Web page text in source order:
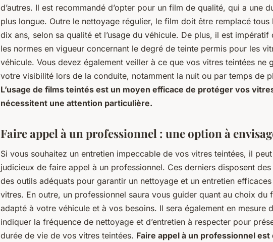
d’autres. Il est recommandé d’opter pour un film de qualité, qui a une
plus longue. Outre le nettoyage régulier, le film doit être remplacé tous
dix ans, selon sa qualité et l’usage du véhicule. De plus, il est impératif
les normes en vigueur concernant le degré de teinte permis pour les
véhicule. Vous devez également veiller à ce que vos vitres teintées ne
votre visibilité lors de la conduite, notamment la nuit ou par temps de
L’usage de films teintés est un moyen efficace de protéger vos
nécessitent une attention particulière.
Faire appel à un professionnel : une option à
Si vous souhaitez un entretien impeccable de vos vitres teintées, il
judicieux de faire appel à un professionnel. Ces derniers disposent
des outils adéquats pour garantir un nettoyage et un entretien
vitres. En outre, un professionnel saura vous guider quant au choix du
adapté à votre véhicule et à vos besoins. Il sera également en mesure
indiquer la fréquence de nettoyage et d’entretien à respecter pour
durée de vie de vos vitres teintées. Faire appel à un professionnel est